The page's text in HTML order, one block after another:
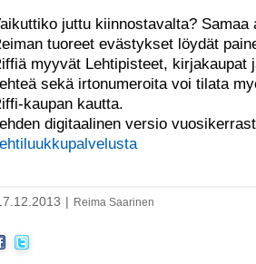
juttu kiinnostavalta?
tuoreet evästykset löydät
myyvät Lehtipisteet,
sekä irtonumeroita voi tilata
kaupan kautta.
digitaalinen versio
Reima Saarinen